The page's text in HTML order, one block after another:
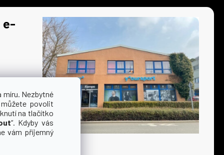
míru. Nezbytné
povolit
na tlačítko
“. Kdyby vás
vám příjemný
e-